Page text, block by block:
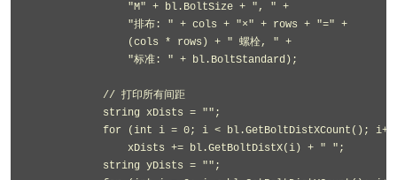
                "M" + bl.BoltSize + ", " +
                "排布: " + cols + "×" + rows + "=" +
                (cols * rows) + " 螺栓, " +
                "标准: " + bl.BoltStandard);
            // 打印所有间距
            string xDists = "";
for (int i = 0; i < bl.GetBoltDistXCount();
                xDists += bl.GetBoltDistX(i) + " ";
            string yDists = "";